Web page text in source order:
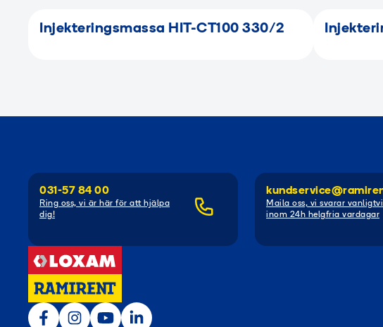
Injekteringsmassa HIT-CT100 330/2
031-57 84 00
Ring oss, vi är här för att hjälpa
dig!
Maila oss, vi svarar
inom 24h helgfria vardagar